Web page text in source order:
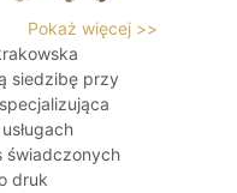
Pokaż więcej >>
siedzibę przy
świadczonych
druk